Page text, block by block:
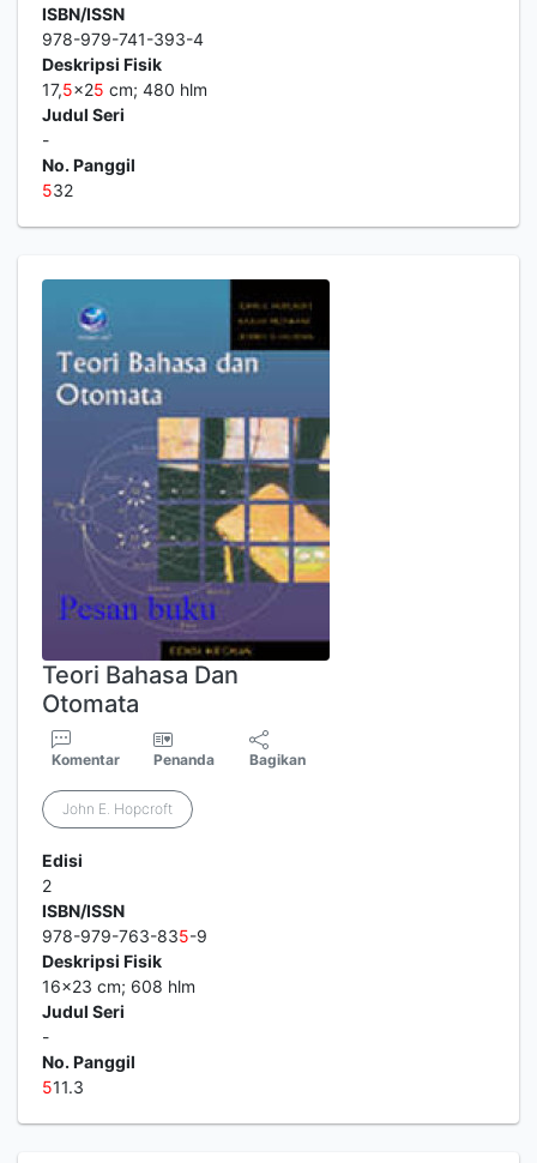
ISBN/ISSN
978-979-741-393-4
Deskripsi Fisik
17,5x25 cm; 480 hlm
Judul Seri
-
No. Panggil
532
Teori Bahasa Dan
Otomata
Komentar Penanda Bagikan
John E. Hopcroft
Edisi
2
ISBN/ISSN
978-979-763-835-9
Deskripsi Fisik
16x23 cm; 608 hlm
Judul Seri
-
No. Panggil
511.3